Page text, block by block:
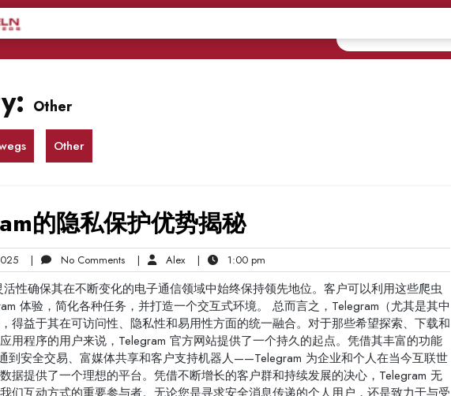
Other
Other
的隐私保护优势揭秘
April
30,
2025
| No CommentsNo
Comments
| AlexAlex| 1:00 pm
pm
活性确保其在不断变化的电子通信领域中始终保持领先地位。客户可以利用这些爬虫
体验，简化各种任务，并打造一个交互式环境。 总而言之，Telegram（尤其是其中
得益于其在可访问性、隐私性和易用性方面的统一融合。对于那些希望探索、下载和
用程序的用户来说，Telegram 官方网站提供了一个持久的起点。凭借其丰富的功能
安全交易、富媒体共享和客户支持机器人——Telegram 为企业和个人在当今互联世
据提供了一个理想的平台。凭借不断增长的客户群和持续发展的决心，Telegram 无